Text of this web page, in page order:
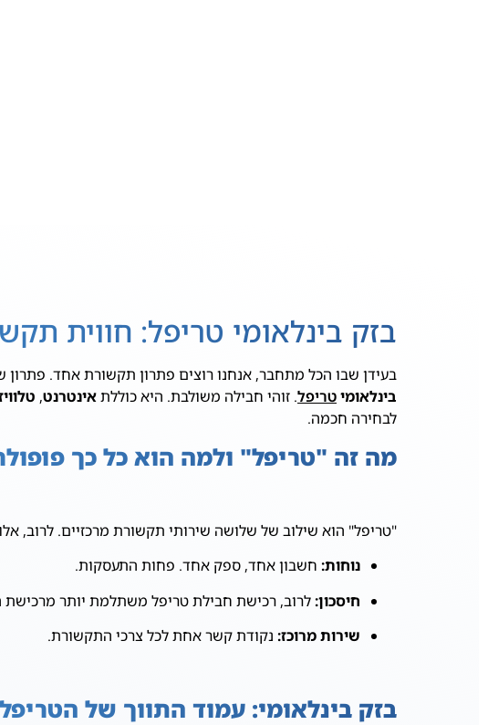
בזק בינלאומי טריפל: חווית
בעידן שבו הכל מתחבר, אנחנו רוצים פתרון תקשורת אחד.
בינלאומיטריפל. זוהי חבילה משולבת. היא כוללתאינטרנט,
לבחירה חכמה.
מה זה "טריפל" ולמה הוא כל כך
"טריפל" הוא שילוב של שלושה שירותי תקשורת מרכזיים. לרוב, אלו
נוחות: חשבון אחד, ספק אחד. פחות התעסקות.
חיסכון:לרוב, רכישת חבילת טריפל משתלמת יותר מרכישת
שירות מרוכז: נקודת קשר אחת לכל צרכי התקשורת.
בזק בינלאומי: עמוד התווך של